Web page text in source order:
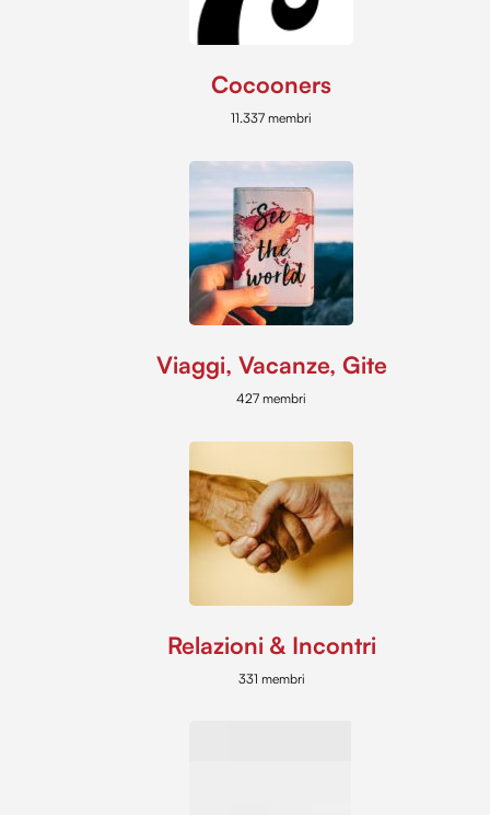
Cocooners
11.337 membri
Viaggi, Vacanze, Gite
427 membri
Relazioni & Incontri
331 membri